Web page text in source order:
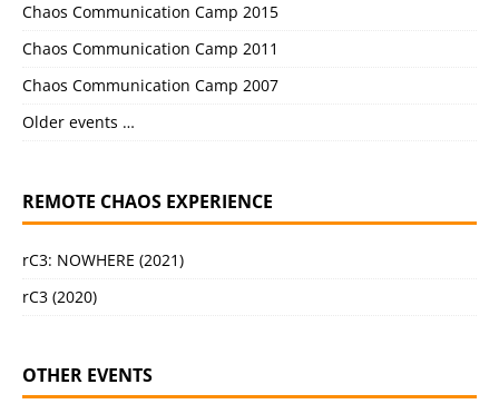
Chaos Communication Camp 2015
Chaos Communication Camp 2011
Chaos Communication Camp 2007
Older events …
REMOTE CHAOS EXPERIENCE
rC3: NOWHERE (2021)
rC3 (2020)
OTHER EVENTS